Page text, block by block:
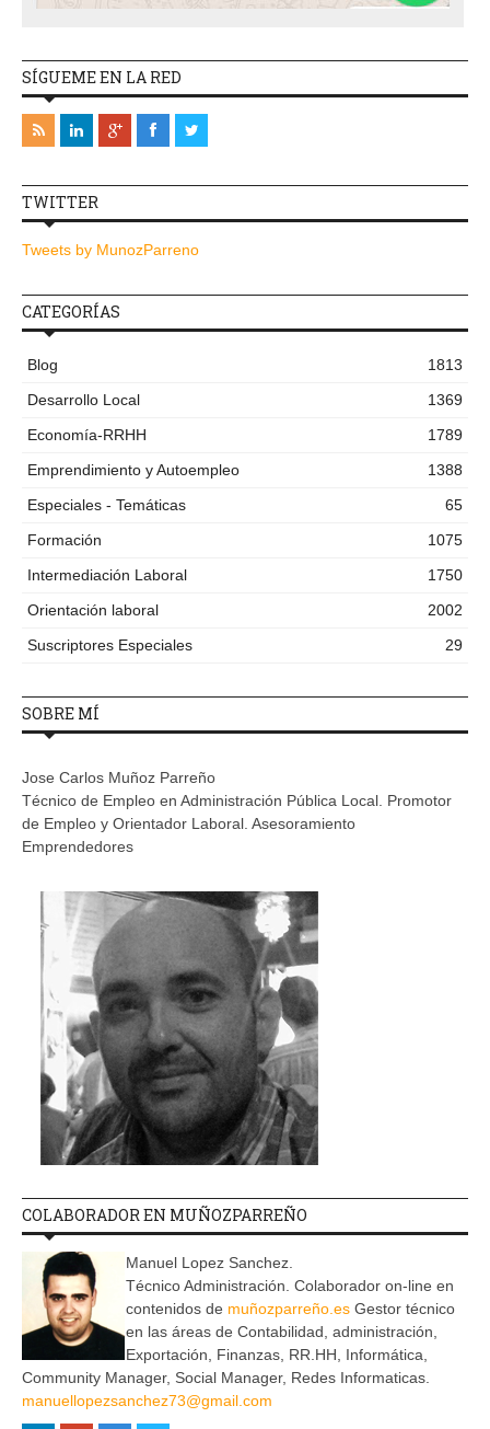
SÍGUEME EN LA RED
TWITTER
Tweets by MunozParreno
CATEGORÍAS
Blog
1813
Desarrollo Local
1369
Economía-RRHH
1789
Emprendimiento y Autoempleo
1388
Especiales - Temáticas
65
Formación
1075
Intermediación Laboral
1750
Orientación laboral
2002
Suscriptores Especiales
29
SOBRE MÍ
Jose Carlos Muñoz Parreño
Técnico de Empleo en Administración Pública Local. Promotor
de Empleo y Orientador Laboral. Asesoramiento
Emprendedores
COLABORADOR EN MUÑOZPARREÑO
Manuel Lopez Sanchez.
Técnico Administración. Colaborador on-line en
contenidos de muñozparreño.es Gestor técnico
en las áreas de Contabilidad, administración,
Exportación, Finanzas, RR.HH, Informática,
Community Manager, Social Manager, Redes Informaticas.
manuellopezsanchez73@gmail.com